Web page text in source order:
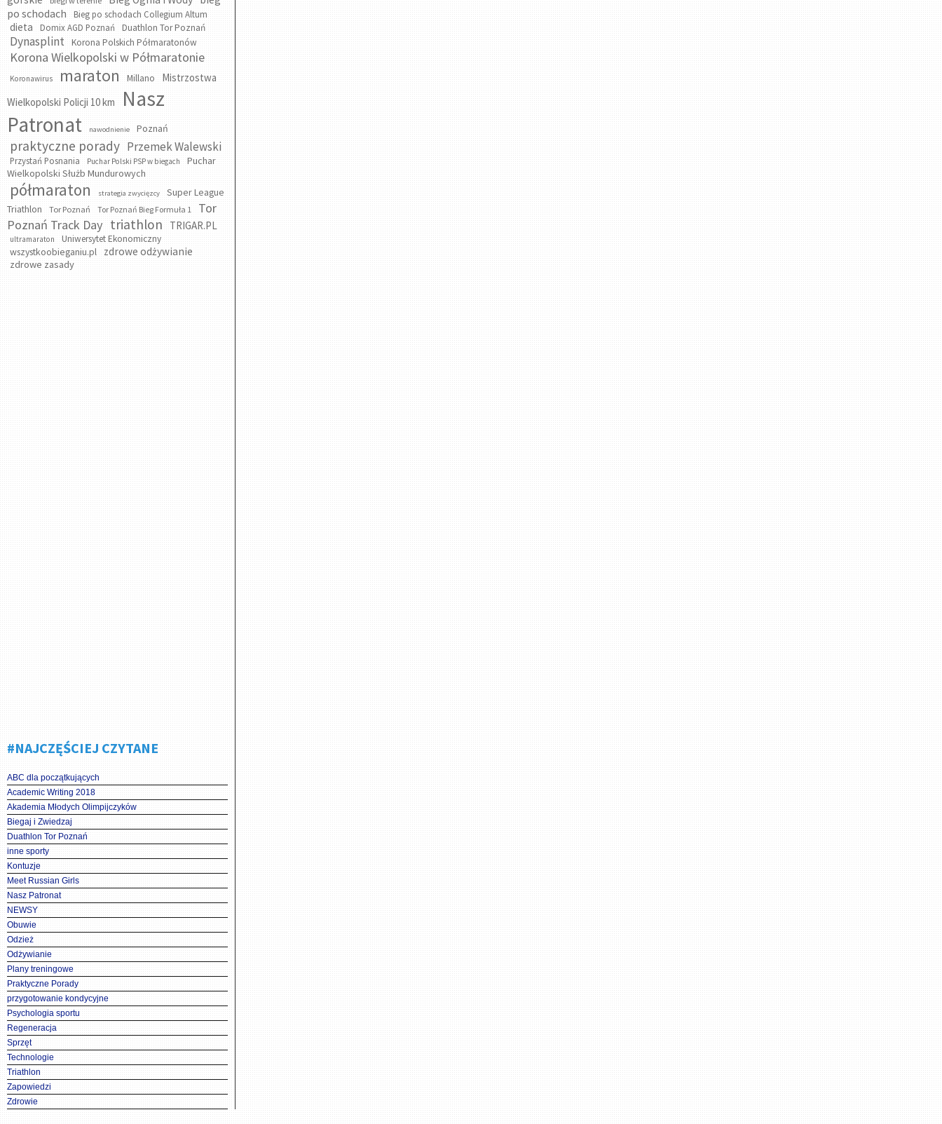
po schodach
Bieg po schodach Collegium Altum
dieta Domix AGD Poznań Duathlon Tor Poznań
Dynasplint Korona Polskich Półmaratonów
Korona Wielkopolski w Półmaratonie
Koronawirus maraton Millano
Mistrzostwa
Wielkopolski Policji 10 km
Nasz
Patronat
nawodnienie Poznań
praktyczne porady Przemek Walewski
Przystań Posnania Puchar Polski PSP w biegach
Puchar
Wielkopolski Służb Mundurowych
półmaraton strategia zwycięzcy
Super League
Triathlon
Tor Poznań Tor Poznań Bieg Formuła 1
Tor
Poznań Track Day triathlon TRIGAR.PL
ultramaraton Uniwersytet Ekonomiczny
wszystkoobieganiu.pl zdrowe odżywianie
zdrowe zasady
#NAJCZĘŚCIEJ CZYTANE
ABC dla początkujących
Academic Writing 2018
Akademia Młodych Olimpijczyków
Biegaj i Zwiedzaj
Duathlon Tor Poznań
inne sporty
Kontuzje
Meet Russian Girls
Nasz Patronat
NEWSY
Obuwie
Odzież
Odżywianie
Plany treningowe
Praktyczne Porady
przygotowanie kondycyjne
Psychologia sportu
Regeneracja
Sprzęt
Technologie
Triathlon
Zapowiedzi
Zdrowie